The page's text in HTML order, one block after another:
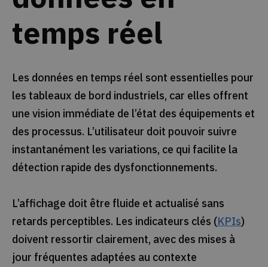
temps réel
Les données en temps réel sont essentielles pour
les tableaux de bord industriels, car elles offrent
une vision immédiate de l’état des équipements et
des processus. L’utilisateur doit pouvoir suivre
instantanément les variations, ce qui facilite la
détection rapide des dysfonctionnements.
L’affichage doit être fluide et actualisé sans
retards perceptibles. Les indicateurs clés (KPIs)
doivent ressortir clairement, avec des mises à
jour fréquentes adaptées au contexte